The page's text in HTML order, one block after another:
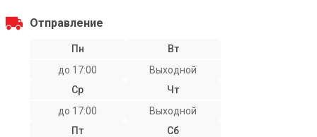
Отправление
Пн
до 17:00
Вт
Выходной
Ср
до 17:00
Чт
Выходной
Пт
Сб